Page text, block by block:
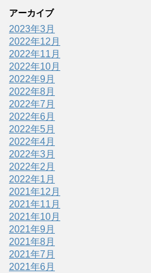
アーカイブ
2023年3月
2022年12月
2022年11月
2022年10月
2022年9月
2022年8月
2022年7月
2022年6月
2022年5月
2022年4月
2022年3月
2022年2月
2022年1月
2021年12月
2021年11月
2021年10月
2021年9月
2021年8月
2021年7月
2021年6月